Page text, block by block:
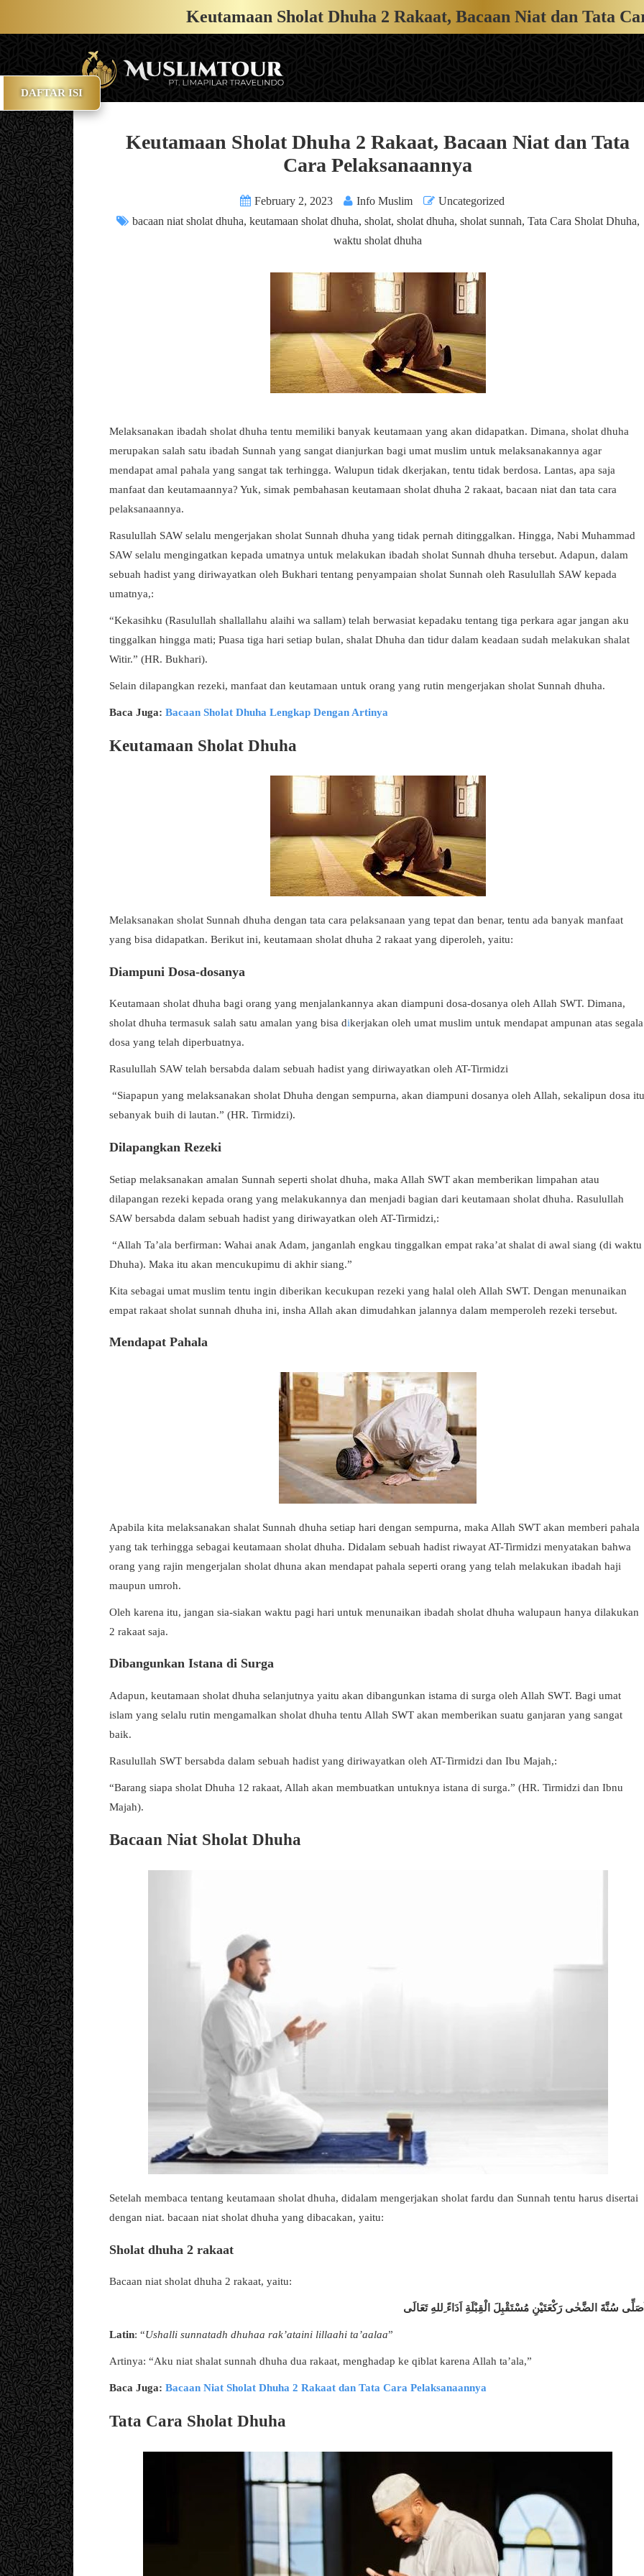
Keutamaan Sholat Dhuha 2 Rakaat, Bacaan Niat dan Tata
Keutamaan Sholat Dhuha 2 Rakaat, Bacaan Niat dan Tata
Cara Pelaksanaannya
February 2, 2023 Info Muslim
Uncategorized
bacaan niat sholat dhuha, keutamaan sholat dhuha, sholat, sholat dhuha, sholat sunnah, Tata Cara Sholat Dhuha,
waktu sholat dhuha
Melaksanakan ibadah sholat dhuha tentu memiliki banyak keutamaan yang akan didapatkan. Dimana, sholat dhuha
merupakan salah satu ibadah Sunnah yang sangat dianjurkan bagi umat muslim untuk melaksanakannya agar
mendapat amal pahala yang sangat tak terhingga. Walupun tidak dkerjakan, tentu tidak berdosa. Lantas, apa saja
manfaat dan keutamaannya? Yuk, simak pembahasan keutamaan sholat dhuha 2 rakaat, bacaan niat dan tata cara
pelaksanaannya.
Rasulullah SAW selalu mengerjakan sholat Sunnah dhuha yang tidak pernah ditinggalkan. Hingga, Nabi Muhammad
SAW selalu mengingatkan kepada umatnya untuk melakukan ibadah sholat Sunnah dhuha tersebut. Adapun, dalam
sebuah hadist yang diriwayatkan oleh Bukhari tentang penyampaian sholat Sunnah oleh Rasulullah SAW kepada
umatnya,:
“Kekasihku (Rasulullah shallallahu alaihi wa sallam) telah berwasiat kepadaku tentang tiga perkara agar jangan aku
tinggalkan hingga mati; Puasa tiga hari setiap bulan, shalat Dhuha dan tidur dalam keadaan sudah melakukan shalat
Witir.” (HR. Bukhari).
Selain dilapangkan rezeki, manfaat dan keutamaan untuk orang yang rutin mengerjakan sholat Sunnah dhuha.
Baca Juga: Bacaan Sholat Dhuha Lengkap Dengan Artinya
Keutamaan Sholat Dhuha
Melaksanakan sholat Sunnah dhuha dengan tata cara pelaksanaan yang tepat dan benar, tentu ada banyak manfaat
yang bisa didapatkan. Berikut ini, keutamaan sholat dhuha 2 rakaat yang diperoleh, yaitu:
Diampuni Dosa-dosanya
Keutamaan sholat dhuha bagi orang yang menjalankannya akan diampuni dosa-dosanya oleh Allah SWT. Dimana,
sholat dhuha termasuk salah satu amalan yang bisa dikerjakan oleh umat muslim untuk mendapat ampunan atas segala
dosa yang telah diperbuatnya.
Rasulullah SAW telah bersabda dalam sebuah hadist yang diriwayatkan oleh AT-Tirmidzi
“Siapapun yang melaksanakan sholat Dhuha dengan sempurna, akan diampuni dosanya oleh Allah, sekalipun dosa itu
sebanyak buih di lautan.” (HR. Tirmidzi).
Dilapangkan Rezeki
Setiap melaksanakan amalan Sunnah seperti sholat dhuha, maka Allah SWT akan memberikan limpahan atau
dilapangan rezeki kepada orang yang melakukannya dan menjadi bagian dari keutamaan sholat dhuha. Rasulullah
SAW bersabda dalam sebuah hadist yang diriwayatkan oleh AT-Tirmidzi,:
“Allah Ta’ala berfirman: Wahai anak Adam, janganlah engkau tinggalkan empat raka’at shalat di awal siang (di waktu
Dhuha). Maka itu akan mencukupimu di akhir siang.”
Kita sebagai umat muslim tentu ingin diberikan kecukupan rezeki yang halal oleh Allah SWT. Dengan menunaikan
empat rakaat sholat sunnah dhuha ini, insha Allah akan dimudahkan jalannya dalam memperoleh rezeki tersebut.
Mendapat Pahala
Apabila kita melaksanakan shalat Sunnah dhuha setiap hari dengan sempurna, maka Allah SWT akan memberi pahala
yang tak terhingga sebagai keutamaan sholat dhuha. Didalam sebuah hadist riwayat AT-Tirmidzi menyatakan bahwa
orang yang rajin mengerjalan sholat dhuna akan mendapat pahala seperti orang yang telah melakukan ibadah haji
maupun umroh.
Oleh karena itu, jangan sia-siakan waktu pagi hari untuk menunaikan ibadah sholat dhuha walupaun hanya dilakukan
2 rakaat saja.
Dibangunkan Istana di Surga
Adapun, keutamaan sholat dhuha selanjutnya yaitu akan dibangunkan istama di surga oleh Allah SWT. Bagi umat
islam yang selalu rutin mengamalkan sholat dhuha tentu Allah SWT akan memberikan suatu ganjaran yang sangat
baik.
Rasulullah SWT bersabda dalam sebuah hadist yang diriwayatkan oleh AT-Tirmidzi dan Ibu Majah,:
“Barang siapa sholat Dhuha 12 rakaat, Allah akan membuatkan untuknya istana di surga.” (HR. Tirmidzi dan Ibnu
Majah).
Bacaan Niat Sholat Dhuha
Setelah membaca tentang keutamaan sholat dhuha, didalam mengerjakan sholat fardu dan Sunnah tentu harus disertai
dengan niat. bacaan niat sholat dhuha yang dibacakan, yaitu:
Sholat dhuha 2 rakaat
Bacaan niat sholat dhuha 2 rakaat, yaitu:
سُنَّةَ الضَّحٰى رَكْعَتَيْنِ مُسْتَقْبِلَ الْقِبْلَةِ اَدَاءً ِللهِ تَعَالَى
Latin: “Ushalli sunnatadh dhuhaa rak’ataini lillaahi ta’aalaa”
Artinya: “Aku niat shalat sunnah dhuha dua rakaat, menghadap ke qiblat karena Allah ta’ala,”
Baca Juga: Bacaan Niat Sholat Dhuha 2 Rakaat dan Tata Cara Pelaksanaannya
Tata Cara Sholat Dhuha
DAFTAR ISI